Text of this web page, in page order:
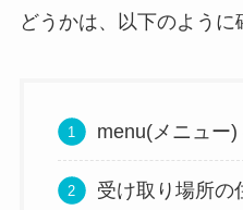
どうかは、以下のように
menu(メニュー)
受け取り場所の